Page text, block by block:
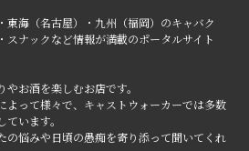
東海（名古屋）・九州（福岡）のキャバク
スナックなど情報が満載のポータルサイト
お酒を楽しむお店です。
よって様々で、キャストウォーカーでは多数
います。
の悩みや日頃の愚痴を寄り添って聞いてくれ